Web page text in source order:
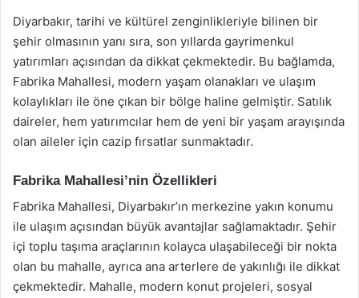
Diyarbakır, tarihi ve kültürel zenginlikleriyle bilinen bir
şehir olmasının yanı sıra, son yıllarda gayrimenkul
yatırımları açısından da dikkat çekmektedir. Bu bağlamda,
Fabrika Mahallesi, modern yaşam olanakları ve ulaşım
kolaylıkları ile öne çıkan bir bölge haline gelmiştir. Satılık
daireler, hem yatırımcılar hem de yeni bir yaşam arayışında
olan aileler için cazip fırsatlar sunmaktadır.
Fabrika Mahallesi’nin Özellikleri
Fabrika Mahallesi, Diyarbakır’ın merkezine yakın konumu
ile ulaşım açısından büyük avantajlar sağlamaktadır. Şehir
içi toplu taşıma araçlarının kolayca ulaşabileceği bir nokta
olan bu mahalle, ayrıca ana arterlere de yakınlığı ile dikkat
çekmektedir. Mahalle, modern konut projeleri, sosyal